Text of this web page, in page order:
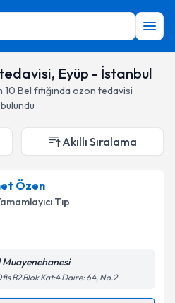
tedavisi, Eyüp - İstanbul
10 Bel fıtığında ozon tedavisi
Akıllı Sıralama
Özen
Tıp
B2 Blok Kat:4 Daire: 64, No.2